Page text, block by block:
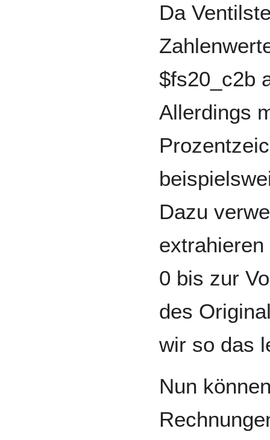
Da
$fs20_c2b
Allerdings
Dazu
0 bis zur
des
wir so das
Nun